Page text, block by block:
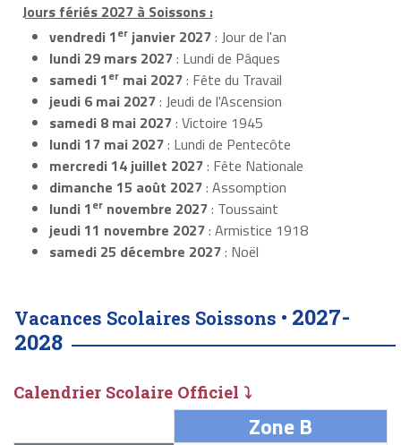
Jours fériés 2027 à Soissons :
vendredi 1er janvier 2027: Jour de l'an
lundi 29 mars 2027: Lundi de Pâques
samedi 1er mai 2027: Fête du Travail
jeudi 6 mai 2027: Jeudi de l'Ascension
samedi 8 mai 2027: Victoire 1945
lundi 17 mai 2027: Lundi de Pentecôte
mercredi 14 juillet 2027: Fête Nationale
dimanche 15 août 2027: Assomption
lundi 1er novembre 2027: Toussaint
jeudi 11 novembre 2027: Armistice 1918
samedi 25 décembre 2027: Noël
Vacances Scolaires Soissons • 2027-
2028
Calendrier Scolaire Officiel ⤵
Zone B